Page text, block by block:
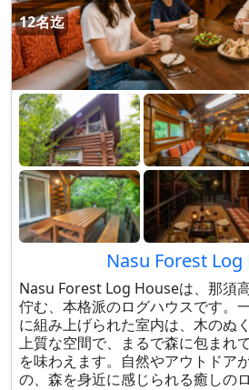
12名迄
Nasu Forest Log
Nasu Forest Log Houseは、那須
佇む、本格派のログハウスです。
に組み上げられた室内は、木のぬ
上質な空間で、まるで森に包まれ
を味わえます。自然やアウトドア
の、森を身近に感じられる癒しのロ